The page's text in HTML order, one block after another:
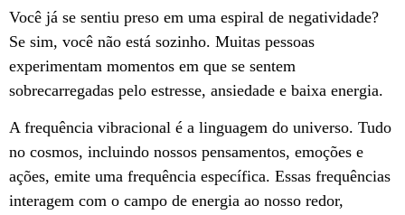
Você já se sentiu preso em uma espiral de negatividade?
Se sim, você não está sozinho. Muitas pessoas
experimentam momentos em que se sentem
sobrecarregadas pelo estresse, ansiedade e baixa energia.
A frequência vibracional é a linguagem do universo. Tudo
no cosmos, incluindo nossos pensamentos, emoções e
ações, emite uma frequência específica. Essas frequências
interagem com o campo de energia ao nosso redor,